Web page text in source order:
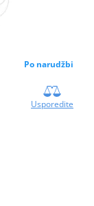
Po narudžbi
Usporedite